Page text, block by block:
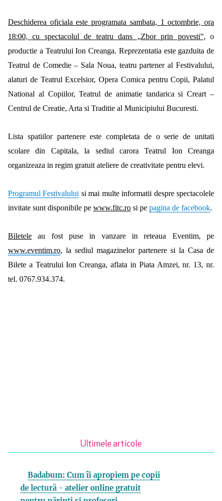
Deschiderea oficiala este programata sambata, 1 octombrie, ora
18:00, cu spectacolul de teatru dans „Zbor prin povesti”, o
productie a Teatrului Ion Creanga. Reprezentatia este gazduita de
Teatrul de Comedie – Sala Noua, teatru partener al Festivalului,
alaturi de Teatrul Excelsior, Opera Comica pentru Copii, Palatul
National al Copiilor, Teatrul de animatie tandarica si Creart –
Centrul de Creatie, Arta si Traditie al Municipiului Bucuresti.
Lista spatiilor partenere este completata de o serie de unitati
scolare din Capitala, la sediul carora Teatrul Ion Creanga
organizeaza in regim gratuit ateliere de creativitate pentru elevi.
Programul Festivalului si mai multe informatii despre spectacolele
invitate sunt disponibile pe www.fitc.ro si pe pagina de facebook.
Biletele au fost puse in vanzare in reteaua Eventim, pe
www.eventim.ro, la sediul magazinelor partenere si la Casa de
Bilete a Teatrului Ion Creanga, aflata in Piata Amzei, nr. 13, nr.
tel. 0767.934.374.
Ultimele articole
Badabum: Cum îi apropiem pe copii
de lectură - atelier online gratuit